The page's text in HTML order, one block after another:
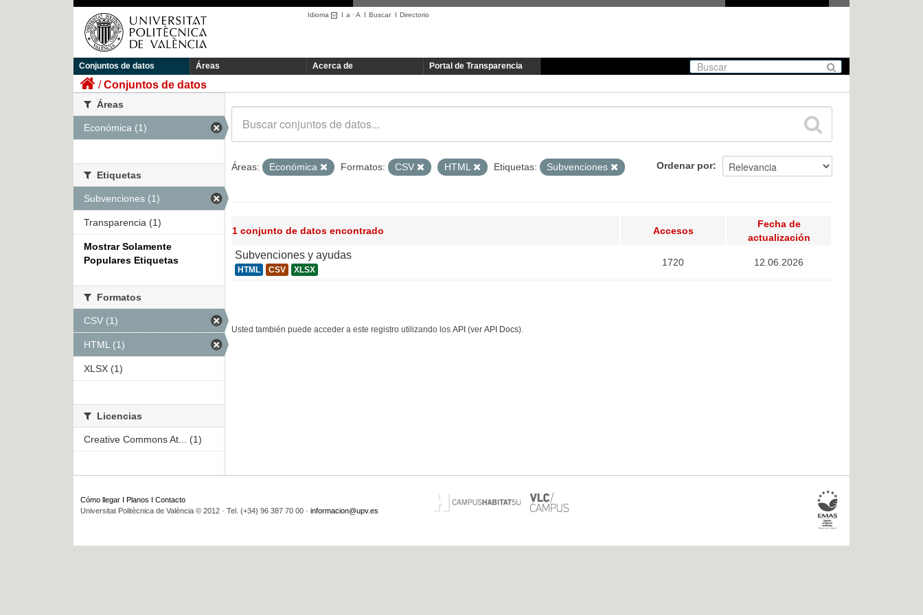
Idioma I a ·A I BuscarI Directorio
Conjuntos de datos Áreas Acerca de Portal de Transparencia
Conjuntos de datos
Ordenar por
Áreas: Económica Formatos: CSV HTML Etiquetas: Subvenciones
1 conjunto de datos encontrado Accesos
Fecha de
actualización
Subvenciones y ayudas
HTML CSV XLSX
1720 12.06.2026
Usted también puede acceder a este registro utilizando los API (ver API Docs).
Áreas
Económica (1)
Etiquetas
Subvenciones (1)
Transparencia (1)
Mostrar Solamente
Populares Etiquetas
Formatos
CSV (1)
HTML (1)
XLSX (1)
Licencias
Creative Commons At... (1)
Cómo llegar Planos
Contacto
Universitat Politècnica de València © 2012 · Tel. (+34) 96 387 70 00 · informacion@upv.es